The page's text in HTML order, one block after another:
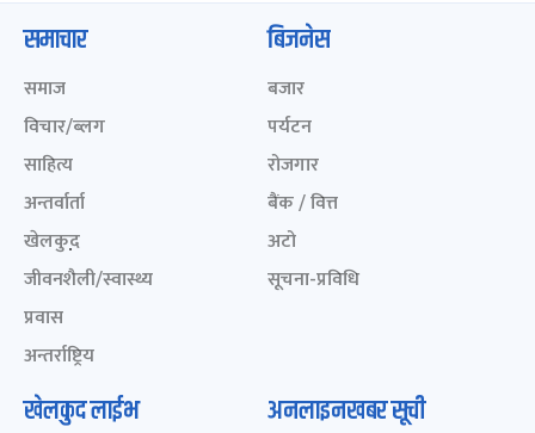
समाचार
समाज
विचार/ब्लग
साहित्य
अन्तर्वार्ता
खेलकुद़़
जीवनशैली/स्वास्थ्य
प्रवास
अन्तर्राष्ट्रिय
बिजनेस
बजार
पर्यटन
रोजगार
बैंक / वित्त
अटो
सूचना-प्रविधि
खेलकुद लाईभ अनलाइनखबर सूची